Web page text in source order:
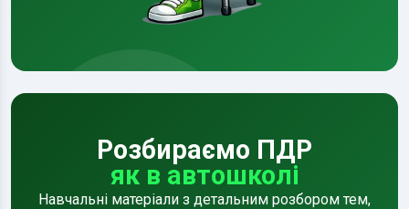
Розбираємо ПДР
як в автошколі
Навчальні матеріали з детальним розбором тем,